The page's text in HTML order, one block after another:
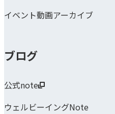
イベント動画アーカイブ
ブログ
公式note
ウェルビーイングNote